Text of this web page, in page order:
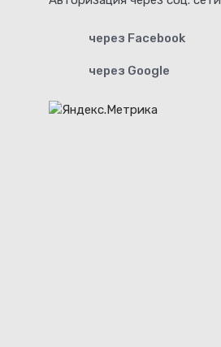
через Facebook
через Google